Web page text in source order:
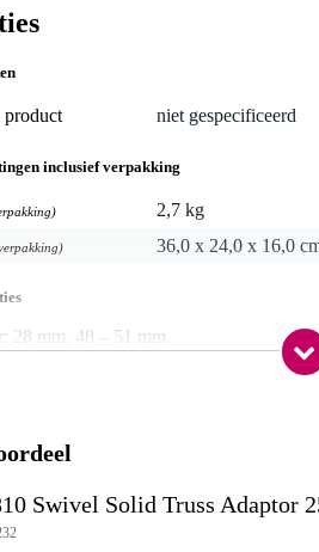
product niet gespecificeerd
inclusief verpakking
2,7 kg
36,0 x 24,0 x 16,0
28 mm, 48 – 51 mm
aluminium
Swivel Solid Truss Adaptor